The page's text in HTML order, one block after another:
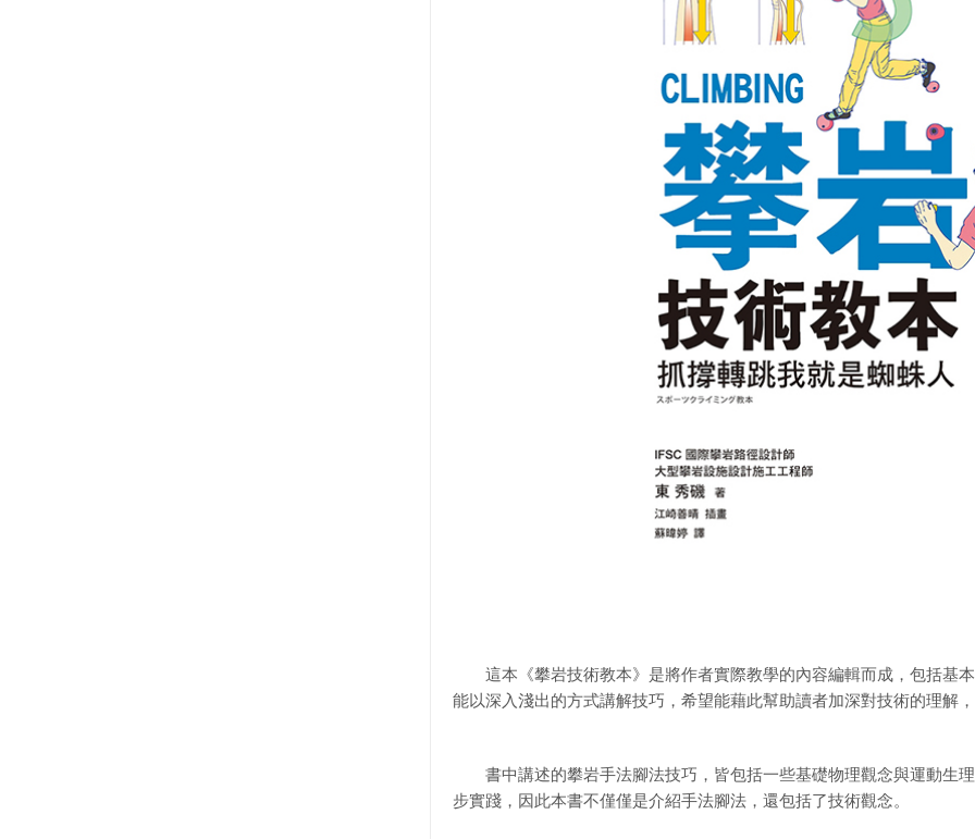
這本《攀岩技術教本》是將作者實際教學的內容編輯而成，包括基
能以深入淺出的方式講解技巧，希望能藉此幫助讀者加深對技術的理解
書中講述的攀岩手法腳法技巧，皆包括一些基礎物理觀念與運動生
步實踐，因此本書不僅僅是介紹手法腳法，還包括了技術觀念。